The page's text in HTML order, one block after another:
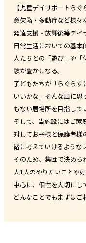
【児童デイサポートら
意欠陥・多動症など様々
発達支援・放課後等デイ
日常生活においての基
人たちとの「遊び」や「
験が豊かになる。
子どもたちが「らぐら
いいかな」そんな風に思
もない居場所を目指して
そして、当施設にはご家
対してお子様と保護者様
緒に考えていけるような
そのため、集団で決めら
人1人のやりたいことや
中心に、個性を大切にし
どんなことでもまずはご